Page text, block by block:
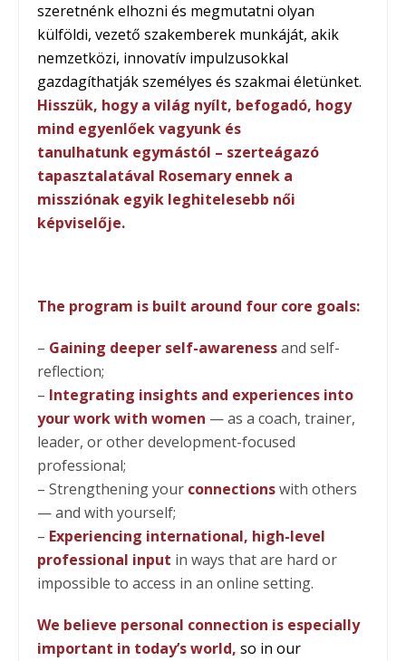
szeretnénk elhozni és megmutatni olyan
külföldi, vezető szakemberek munkáját, akik
nemzetközi, innovatív impulzusokkal
gazdagíthatják személyes és szakmai életünket.
Hisszük, hogy a világ nyílt, befogadó, hogy
mind egyenlőek vagyunk és
tanulhatunk egymástól – szerteágazó
tapasztalatával Rosemary ennek a
missziónak egyik leghitelesebb női
képviselője.
The program is built around four core goals:
– Gaining deeper self-awarenessand self-
reflection;
– Integrating insights and experiences into
your work with women — as a coach, trainer,
leader, or other development-focused
professional;
– Strengthening your connectionswith others
— and with yourself;
– Experiencing international, high-level
professional input in ways that are hard or
impossible to access in an online setting.
We believe personal connection is especially
important in today’s world, so in our